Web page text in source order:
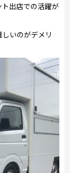
出店での活躍が
いのがデメリ